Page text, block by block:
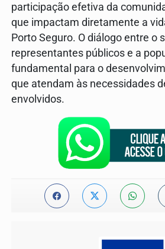
participação efetiva da
que impactam diretamente a
Porto Seguro. O diálogo entre o
representantes públicos e a
fundamental para o
que atendam às necessidades
envolvidos.